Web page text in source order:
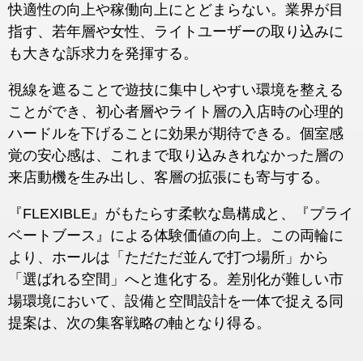
快適性の向上や稼働向上にとどまらない。業界が目
指す、若年層や女性、ライトユーザーの取り込みに
も大きな訴求力を発揮する。
視線を遮ることで遊技に集中しやすい環境を整える
ことができ、初心者層やライト層の入店時の心理的
ハードルを下げることに効果が期待できる。個室感
覚の安心感は、これまで取り込みきれなかった層の
来店動機を生み出し、客層の拡張にも寄与する。
『FLEXIBLE』がもたらす柔軟な島構成と、『プライ
ベートブース』による体験価値の向上。この両輪に
より、ホールは「ただただ並んで打つ場所」から
「選ばれる空間」へと進化する。差別化が難しい市
場環境において、設備と空間設計を一体で捉える同
提案は、次の集客戦略の軸となり得る。